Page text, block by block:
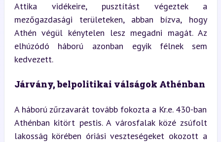
Attika vidékeire, pusztítást végeztek a
mezőgazdasági területeken, abban bízva, hogy
Athén végül kénytelen lesz megadni magát. Az
elhúzódó háború azonban egyik félnek sem
kedvezett.
Járvány, belpolitikai válságok Athénban
A háború zűrzavarát tovább fokozta a Kr.e. 430-ban
Athénban kitört pestis. A városfalak közé zsúfolt
lakosság körében óriási veszteségeket okozott a